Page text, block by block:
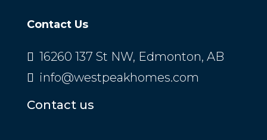
Contact Us
16260 137 St NW, Edmonton, AB
info@westpeakhomes.com
Contact us